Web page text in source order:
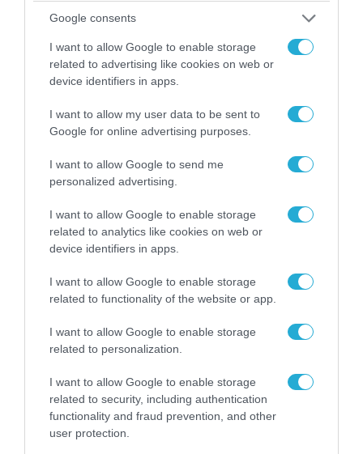
Google consents
I want to allow Google to enable storage
related to advertising like cookies on web or
device identifiers in apps.
I want to allow my user data to be sent to
Google for online advertising purposes.
I want to allow Google to send me
personalized advertising.
I want to allow Google to enable storage
related to analytics like cookies on web or
device identifiers in apps.
I want to allow Google to enable storage
related to functionality of the website or app.
I want to allow Google to enable storage
related to personalization.
I want to allow Google to enable storage
related to security, including authentication
functionality and fraud prevention, and other
user protection.
07.08.2026 | 23:02
«Μούδιασε» η Naftogaz που βλέπει κρύο
χειμώνα στο Κίεβο: Οι Ρώσοι διέλυσαν 7
εγκαταστάσεις του ουκρανικού κολοσσού!
ΠΟΛΙΤΙΚΗ
08.08.2026 | 09:02
«Η απόλυτη τραγωδία»: Η «αιχμηρή» ανάρτηση
του Αρκά για τα τατουάζ (φωτο)